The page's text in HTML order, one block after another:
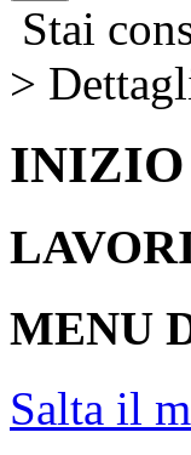
Stai
>
INIZIO
MENU
Salta il